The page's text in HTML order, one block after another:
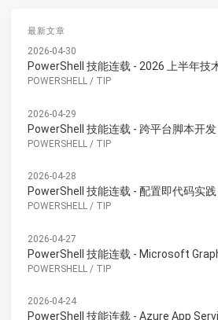
最新文章
2026-04-30
PowerShell 技能连载 - 2026 上半年技
POWERSHELL / TIP
2026-04-29
PowerShell 技能连载 - 跨平台脚本开发
POWERSHELL / TIP
2026-04-28
PowerShell 技能连载 - 配置即代码实践
POWERSHELL / TIP
2026-04-27
PowerShell 技能连载 - Microsoft
POWERSHELL / TIP
2026-04-24
PowerShell 技能连载 - Azure App